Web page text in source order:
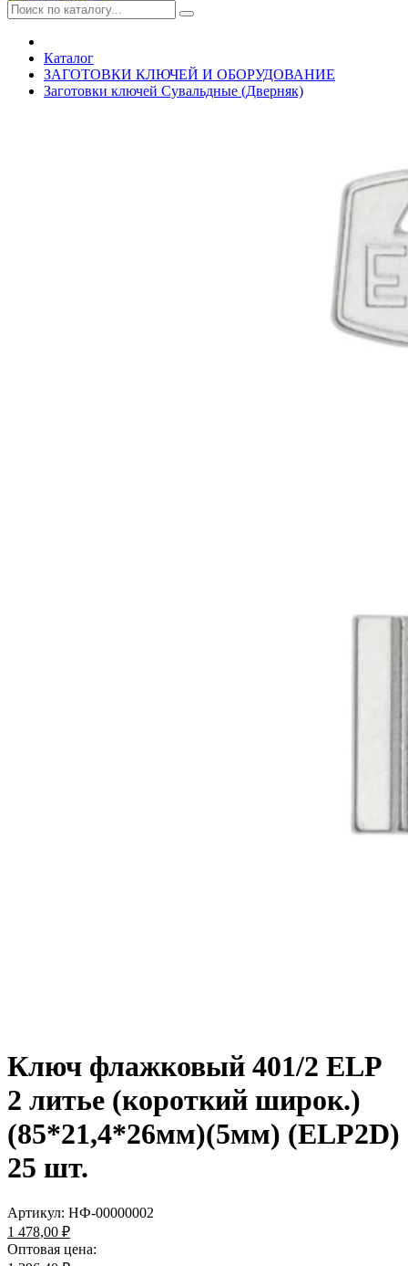
Каталог
ЗАГОТОВКИ КЛЮЧЕЙ И ОБОРУДОВАНИЕ
Заготовки ключей Сувальдные (Дверняк)
Ключ флажковый 401/2 ELP
2 литье (короткий широк.)
(85*21,4*26мм)(5мм) (ELP2D)
25 шт.
Артикул: НФ-00000002
1 478,00 ₽
Оптовая цена: